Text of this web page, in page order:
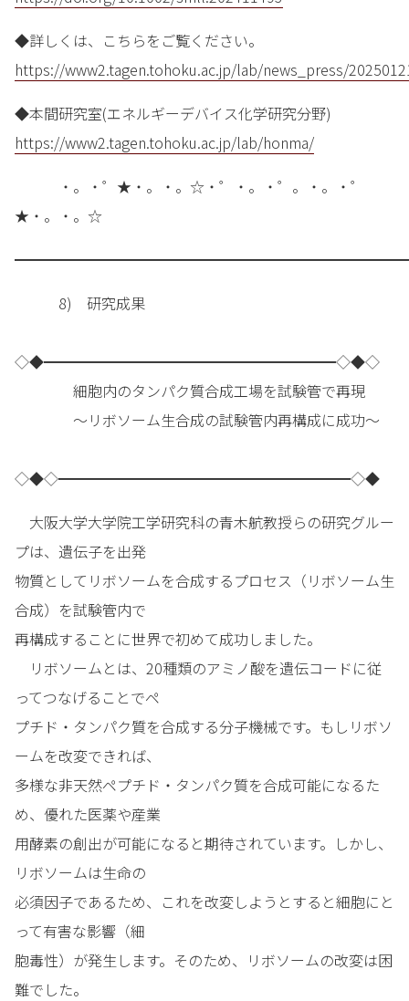
◆詳しくは、こちらをご覧ください。
https://www2.tagen.tohoku.ac.jp/lab/news_press/
◆本間研究室(エネルギーデバイス化学研究分野)
https://www2.tagen.tohoku.ac.jp/lab/honma/
・。・゜★・。・。☆・゜・。・゜。・。・゜
★・。・。☆
8) 研究成果
◇◆━━━━━━━━━━━━━━━━━━━━◇◆◇
細胞内のタンパク質合成工場を試験管で再現
～リボソーム生合成の試験管内再構成に成功～
◇◆◇━━━━━━━━━━━━━━━━━━━━◇◆
大阪大学大学院工学研究科の青木航教授らの研究グルー
プは、遺伝子を出発
物質としてリボソームを合成するプロセス（リボソーム生
合成）を試験管内で
再構成することに世界で初めて成功しました。
リボソームとは、20種類のアミノ酸を遺伝コードに従
ってつなげることでペ
プチド・タンパク質を合成する分子機械です。もしリボソ
ームを改変できれば、
多様な非天然ペプチド・タンパク質を合成可能になるた
め、優れた医薬や産業
用酵素の創出が可能になると期待されています。しかし、
リボソームは生命の
必須因子であるため、これを改変しようとすると細胞にと
って有害な影響（細
胞毒性）が発生します。そのため、リボソームの改変は困
難でした。